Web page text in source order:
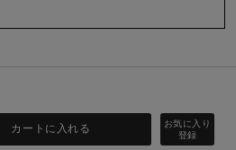
カートに入れる